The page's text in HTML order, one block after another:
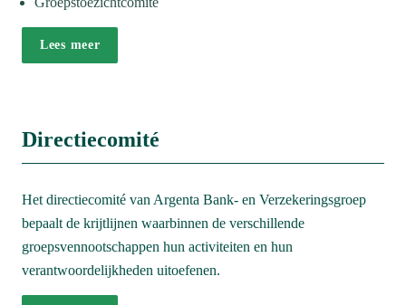
Lees meer
Directiecomité
Het directiecomité van Argenta Bank- en Verzekeringsgroep
bepaalt de krijtlijnen waarbinnen de verschillende
groepsvennootschappen hun activiteiten en hun
verantwoordelijkheden uitoefenen.